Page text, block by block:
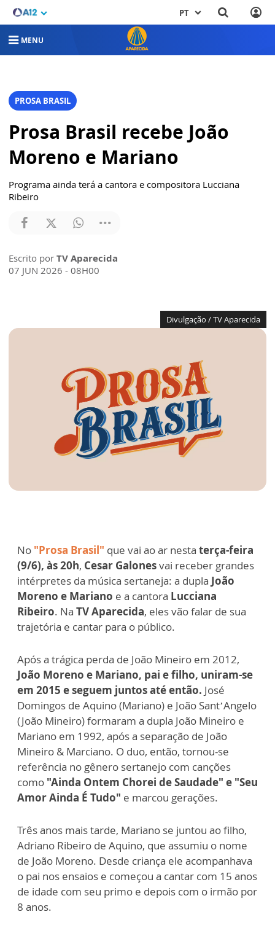
PT
MENU
PROSA BRASIL
Prosa Brasil recebe João
Moreno e Mariano
Programa ainda terá a cantora e compositora Lucciana
Ribeiro
Escrito por TV Aparecida
07 JUN 2026 - 08H00
Divulgação / TV Aparecida
No "Prosa Brasil" que vai ao ar nesta terça-feira
(9/6), às 20h, Cesar Galonesvai receber grandes
intérpretes da música sertaneja: a dupla João
Moreno e Mariano e a cantora Lucciana
Ribeiro. Na TV Aparecida, eles vão falar de sua
trajetória e cantar para o público.
Após a trágica perda de João Mineiro em 2012,
João Moreno e Mariano, pai e filho, uniram-se
em 2015 e seguem juntos até então. José
Domingos de Aquino (Mariano) e João Sant’Angelo
(João Mineiro) formaram a dupla João Mineiro e
Mariano em 1992, após a separação de João
Mineiro & Marciano. O duo, então, tornou-se
referência no gênero sertanejo com canções
como "Ainda Ontem Chorei de Saudade" e "Seu
Amor Ainda É Tudo" e marcou gerações.
Três anos mais tarde, Mariano se juntou ao filho,
Adriano Ribeiro de Aquino, que assumiu o nome
de João Moreno. Desde criança ele acompanhava
o pai nos ensaios e começou a cantar com 15 anos
de idade com seu primo e depois com o irmão por
8 anos.